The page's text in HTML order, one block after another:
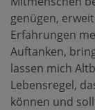
genügen,
Erfahrungen
Auftanken,
lassen mich
Lebensregel,
können und